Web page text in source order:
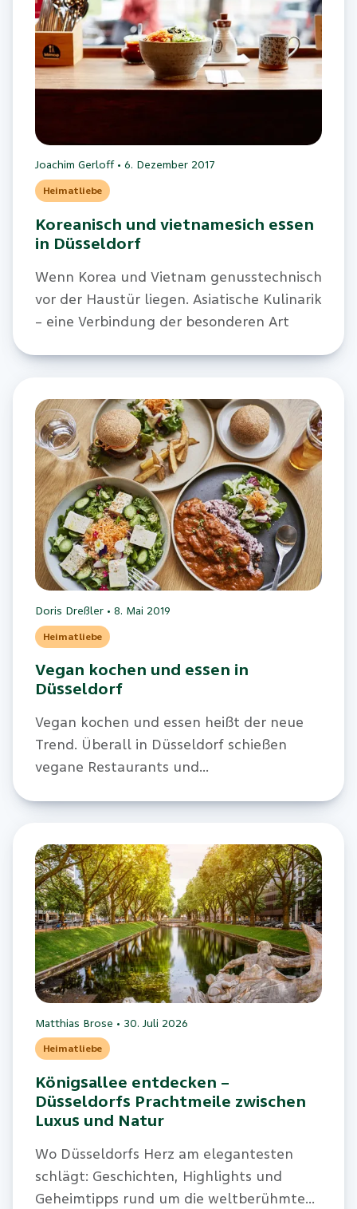
Joachim Gerloff• 6. Dezember 2017
Heimatliebe
Koreanisch und vietnamesich essen
in Düsseldorf
Wenn Korea und Vietnam genusstechnisch
vor der Haustür liegen. Asiatische Kulinarik
– eine Verbindung der besonderen Art
Doris Dreßler• 8. Mai 2019
Heimatliebe
Vegan kochen und essen in
Düsseldorf
Vegan kochen und essen heißt der neue
Trend. Überall in Düsseldorf schießen
vegane Restaurants und
Ein Versuch.
Matthias Brose • 30. Juli 2026
Heimatliebe
Königsallee entdecken –
Düsseldorfs Prachtmeile zwischen
Luxus und Natur
Wo Düsseldorfs Herz am elegantesten
schlägt: Geschichten, Highlights und
Geheimtipps rund um die weltberühmte